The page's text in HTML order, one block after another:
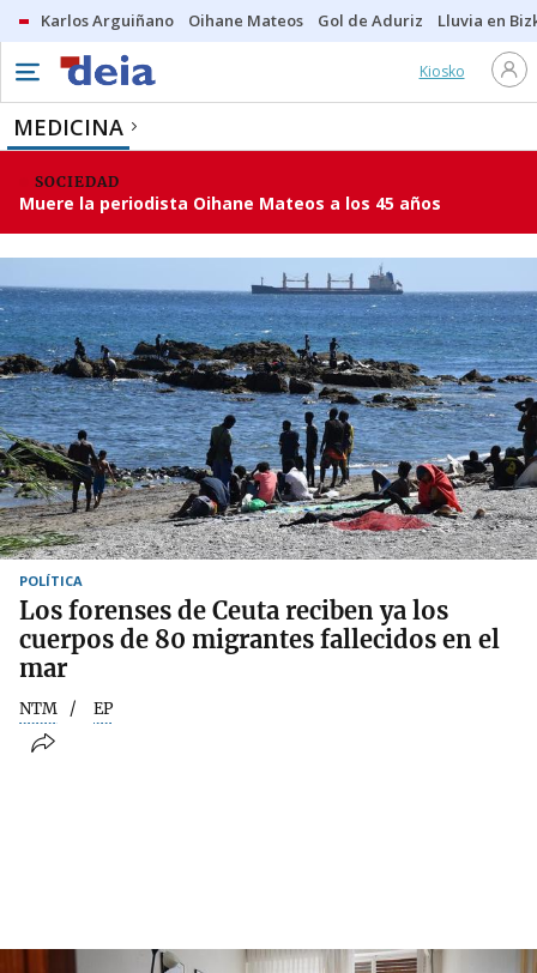
Karlos Arguiñano Oihane Mateos Gol de Aduriz Lluvia en
Kiosko
MEDICINA
SOCIEDAD
Muere la periodista Oihane Mateos a los 45 años
POLÍTICA
Los forenses de Ceuta reciben ya los
cuerpos de 80 migrantes fallecidos en el
mar
NTM EP